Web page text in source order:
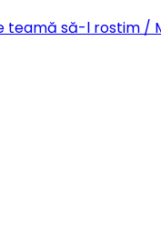
teamă să-l rostim /